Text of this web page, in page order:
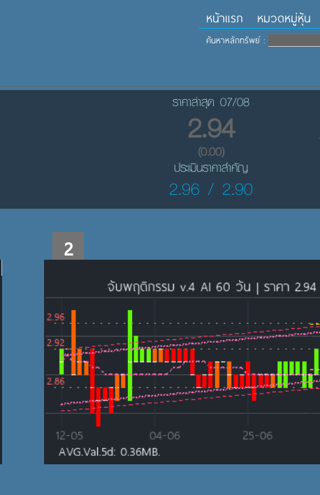
หน้าแรก หมวดหมู่หุ้น
ค้นหาหลักทรัพย์ :
ราคาล่าสุด 07/08
2.94
(0.00)
ประเมินราคาสำคัญ
2.96 / 2.90
2